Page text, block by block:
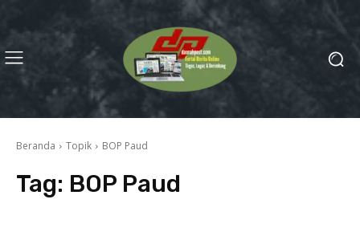
Beranda Topik BOP Paud
Tag: BOP Paud